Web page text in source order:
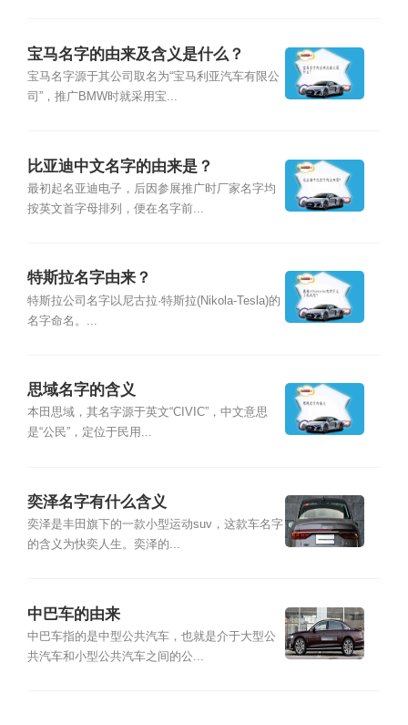
宝马名字的由来及含义是什么？
宝马名字源于其公司取名为“宝马利亚汽车有限公
司”，推广BMW时就采用宝...
比亚迪中文名字的由来是？
最初起名亚迪电子，后因参展推广时厂家名字均
按英文首字母排列，便在名字前...
特斯拉名字由来？
特斯拉公司名字以尼古拉·特斯拉(Nikola-Tesla)的
名字命名。...
思域名字的含义
本田思域，其名字源于英文“CIVIC”，中文意思
是“公民”，定位于民用...
奕泽名字有什么含义
奕泽是丰田旗下的一款小型运动suv，这款车名字
的含义为快奕人生。奕泽的...
中巴车的由来
中巴车指的是中型公共汽车，也就是介于大型公
共汽车和小型公共汽车之间的公...